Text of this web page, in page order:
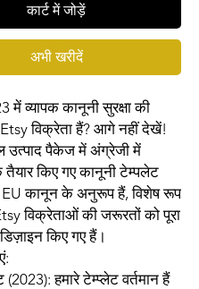
कार्ट में जोड़ें
अभी खरीदें
में व्यापक कानूनी सुरक्षा की
विक्रेता हैं? आगे नहीं देखें!
उत्पाद पैकेज में अंग्रेजी में
तैयार किए गए कानूनी टेम्पलेट
EU कानून के अनुरूप हैं, विशेष रूप
विक्रेताओं की जरूरतों को पूरा
किए गए हैं।
हमारे टेम्प्लेट वर्तमान हैं